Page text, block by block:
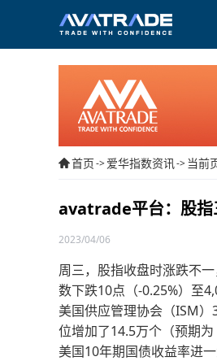
首页->爱华指数资讯-> 当前
avatrade平台：股指
2023/04/06
周三，股指收盘时涨跌不
数下跌10点（-0.25%）至
美国供应管理协会（ISM
位增加了14.5万个（预期
美国10年期国债收益率进